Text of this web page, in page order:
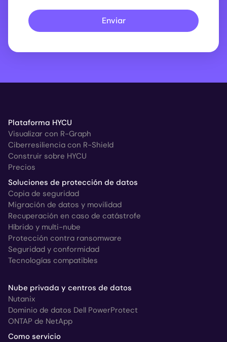
Enviar
Plataforma HYCU
Visualizar con R-Graph
Ciberresiliencia con R-Shield
Construir sobre HYCU
Precios
Soluciones de protección de datos
Copia de seguridad
Migración de datos y movilidad
Recuperación en caso de catástrofe
Híbrido y multi-nube
Protección contra ransomware
Seguridad y conformidad
Tecnologías compatibles
Nube privada y centros de datos
Nutanix
Dominio de datos Dell PowerProtect
ONTAP de NetApp
Como servicio